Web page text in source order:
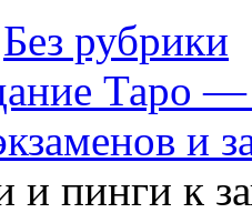
Без рубрики
Таро —
и
и пинги к